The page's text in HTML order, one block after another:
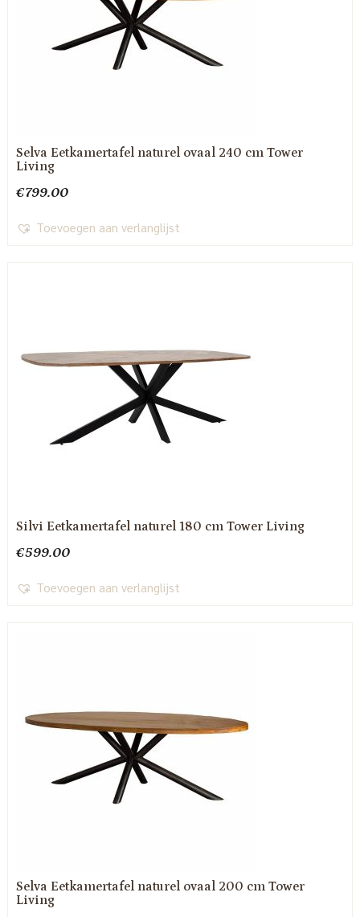
Selva Eetkamertafel naturel ovaal 240 cm Tower
Living
€799.00
Toevoegen aan verlanglijst
Silvi Eetkamertafel naturel 180 cm Tower Living
€599.00
Toevoegen aan verlanglijst
Selva Eetkamertafel naturel ovaal 200 cm Tower
Living